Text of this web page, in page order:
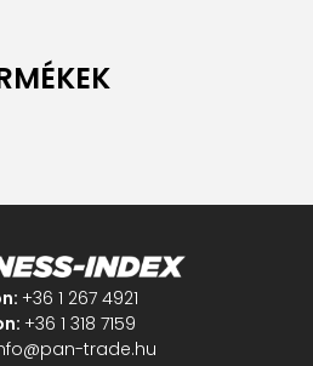
+36 1 267 4921
+36 1 318 7159
trade.hu